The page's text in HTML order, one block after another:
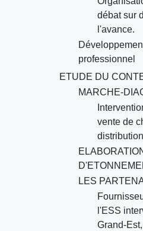
débat sur
l'avance.
professionnel
ETUDE DU
MARCHE-
vente de
distribution
LES
l'ESS
Grand-